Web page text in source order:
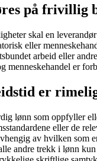
på frivillig
skal en
eller
arbeid eller
menneskehandel er
er
lønn som oppfyller
eller de
av hvilken som
andre trekk i lønn kun